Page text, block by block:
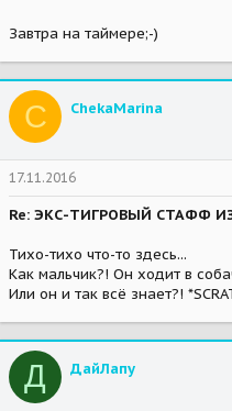
Завтра на таймере;-)
C ChekaMarina
17.11.2016
Re: ЭКС-ТИГРОВЫЙ СТАФФ
Тихо-тихо что-то здесь...
Как мальчик?! Он ходит в
Или он и так всё знает?!
Д ДайЛапу